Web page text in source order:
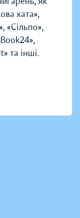
хата»,
«Сільпо»,
та інші.